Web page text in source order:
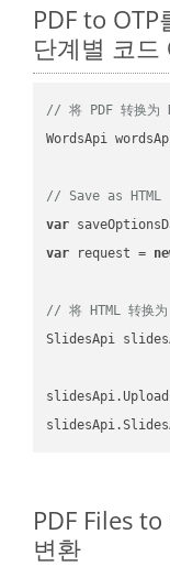
PDF to
단계별 코드
// 将 PDF 转换为
WordsApi
// Save as HTML
var
var request =
// 将 HTML 转换为
SlidesApi
PDF Files
변환